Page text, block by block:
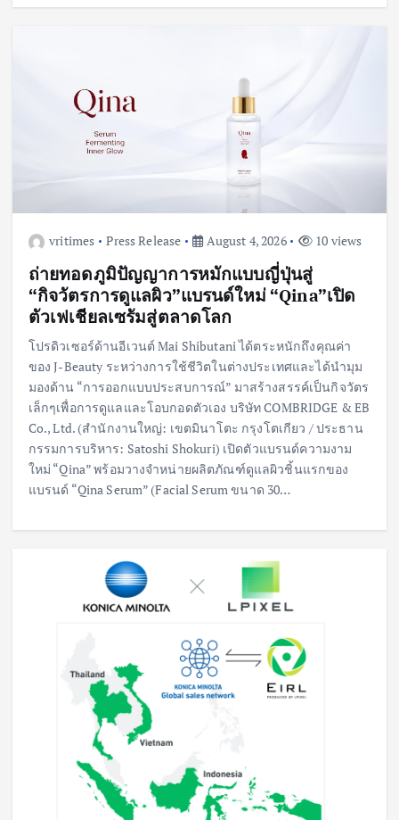
vritimes Press Release August 4, 2026 10 views
ถ่ายทอดภูมิปัญญาการหมักแบบญี่ปุ่นสู่
“กิจวัตรการดูแลผิว”แบรนด์ใหม่ “Qina”เปิด
ตัวเฟเชียลเซรัมสู่ตลาดโลก
โปรดิวเซอร์ด้านอีเวนต์ Mai Shibutani ได้ตระหนักถึงคุณค่า
ของ J-Beauty ระหว่างการใช้ชีวิตในต่างประเทศและได้นำมุม
มองด้าน “การออกแบบประสบการณ์” มาสร้างสรรค์เป็นกิจวัตร
เล็กๆเพื่อการดูแลและโอบกอดตัวเอง บริษัท COMBRIDGE & EB
Co., Ltd. (สำนักงานใหญ่: เขตมินาโตะ กรุงโตเกียว / ประธาน
กรรมการบริหาร: Satoshi Shokuri) เปิดตัวแบรนด์ความงาม
ใหม่ “Qina” พร้อมวางจำหน่ายผลิตภัณฑ์ดูแลผิวชิ้นแรกของ
แบรนด์ “Qina Serum” (Facial Serum ขนาด 30…